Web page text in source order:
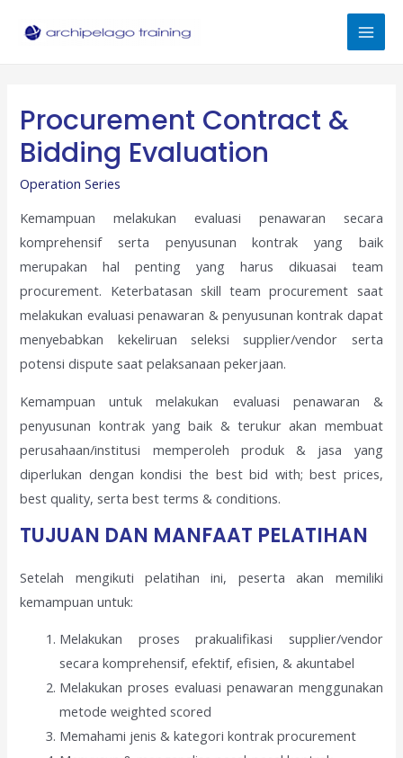
Procurement Contract &
Bidding Evaluation
Operation Series
Kemampuan melakukan evaluasi penawaran secara
komprehensif serta penyusunan kontrak yang baik
merupakan hal penting yang harus dikuasai team
procurement. Keterbatasan skill team procurement saat
melakukan evaluasi penawaran & penyusunan kontrak dapat
menyebabkan kekeliruan seleksi supplier/vendor serta
potensi dispute saat pelaksanaan pekerjaan.
Kemampuan untuk melakukan evaluasi penawaran &
penyusunan kontrak yang baik & terukur akan membuat
perusahaan/institusi memperoleh produk & jasa yang
diperlukan dengan kondisi the best bid with; best prices,
best quality, serta best terms & conditions.
TUJUAN DAN MANFAAT PELATIHAN
Setelah mengikuti pelatihan ini, peserta akan memiliki
kemampuan untuk:
Melakukan proses prakualifikasi supplier/vendor
secara komprehensif, efektif, efisien, & akuntabel
Melakukan proses evaluasi penawaran menggunakan
metode weighted scored
Memahami jenis & kategori kontrak procurement